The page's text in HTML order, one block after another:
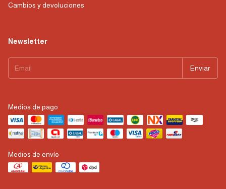
Cambios y devoluciones
Newsletter
Medios de pago
Medios de envío